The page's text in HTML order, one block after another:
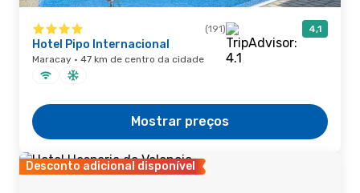
(191) 4,1
Hotel Pipo Internacional
Maracay · 47 km de centro da cidade
Mostrar preços
Desconto adicional disponível